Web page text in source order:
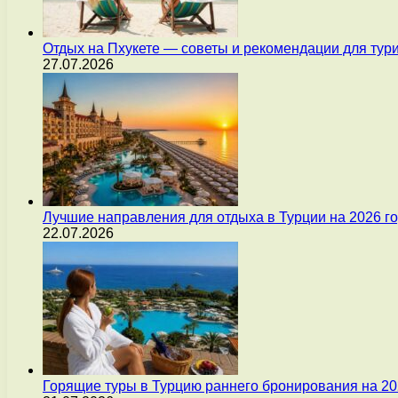
Отдых на Пхукете — советы и рекомендации для
27.07.2026
Лучшие направления для отдыха в Турции на 2026
22.07.2026
Горящие туры в Турцию раннего бронирования на